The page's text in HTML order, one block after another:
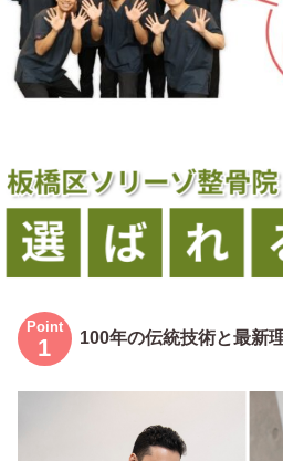
100年の伝統技術と最新